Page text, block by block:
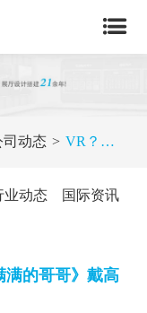
司动态 VR？竟然有这种玩法，《元气满满的哥哥》戴高科技眼镜踢球!
业动态 国际资讯
满的哥哥》戴高